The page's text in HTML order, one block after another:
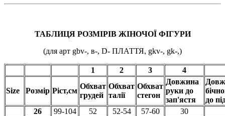
ТАБЛИЦЯ РОЗМІРІВ ЖІНОЧОЇ ФІГУРИ
(для арт gbv-, в-, D- ПЛАТТЯ, gkv-, gk-,)
1 2 3 4
Size Розмір Ріст,см
Обхват
грудей
Обхват
талії
Обхват
стегон
Довжина
руки до
зап'ястя
до
26
99-104 52 52-54 57-60
30